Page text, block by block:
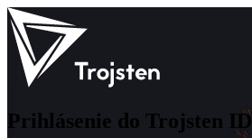
Prihlásenie do Trojsten ID